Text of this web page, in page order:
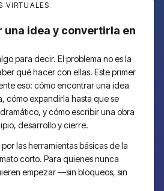
VIRTUALES
una idea y convertirla en
para decir. El problema no es la
qué hacer con ellas. Este primer
eso: cómo encontrar una idea
cómo expandirla hasta que se
y cómo escribir una obra
desarrollo y cierre.
las herramientas básicas de la
corto. Para quienes nunca
empezar —sin bloqueos, sin